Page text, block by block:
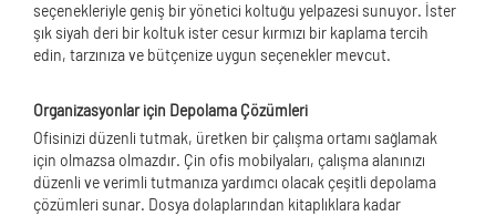
seçenekleriyle geniş bir yönetici koltuğu yelpazesi sunuyor. İster
şık siyah deri bir koltuk ister cesur kırmızı bir kaplama tercih
edin, tarzınıza ve bütçenize uygun seçenekler mevcut.
Organizasyonlar için Depolama Çözümleri
Ofisinizi düzenli tutmak, üretken bir çalışma ortamı sağlamak
için olmazsa olmazdır. Çin ofis mobilyaları, çalışma alanınızı
düzenli ve verimli tutmanıza yardımcı olacak çeşitli depolama
çözümleri sunar. Dosya dolaplarından kitaplıklara kadar